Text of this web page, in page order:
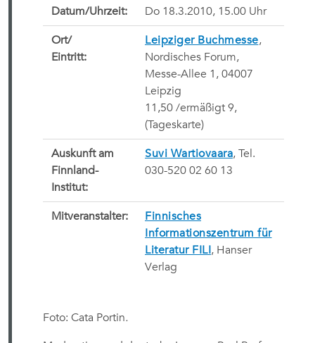
Datum/Uhrzeit: Do 18.3.2010, 15.00 Uhr
Ort/
Eintritt:
Leipziger Buchmesse,
Nordisches Forum,
Messe-Allee 1, 04007
Leipzig
11,50 /ermäßigt 9, 
(Tageskarte)
Auskunft am
Finnland-
Institut:
Suvi Wartiovaara, Tel.
030-520 02 60 13
Mitveranstalter:
Finnisches
Informationszentrum für
Literatur FILI, Hanser
Verlag
Foto: Cata Portin.